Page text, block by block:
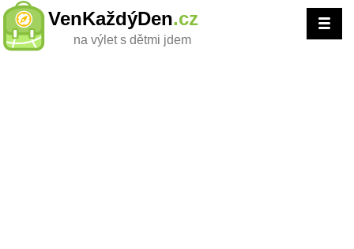
VenKaždýDen.cz
na výlet s dětmi jdem